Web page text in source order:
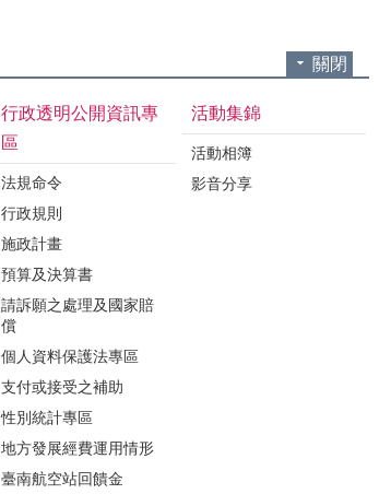
關閉
行政透明公開資訊專
區
法規命令
行政規則
施政計畫
預算及決算書
請訴願之處理及國家賠
償
個人資料保護法專區
支付或接受之補助
性別統計專區
地方發展經費運用情形
臺南航空站回饋金
活動集錦
活動相簿
影音分享